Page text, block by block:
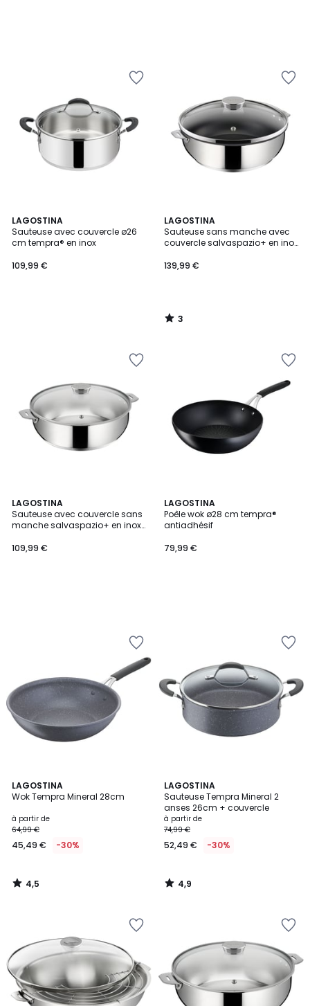
LAGOSTINA
Sauteuse avec couvercle ø26
cm tempra® en inox
109,99 €
LAGOSTINA
Sauteuse sans manche avec
couvercle salvaspazio+ en inox
139,99 €
3
/
5
3
/
LAGOSTINA
Sauteuse avec couvercle sans
manche salvaspazio+ en inox
109,99 €
LAGOSTINA
Poêle wok ø28 cm tempra®
antiadhésif
79,99 €
LAGOSTINA
Wok Tempra Mineral 28cm
à partir de
64,99 €
45,49 € -30%
4,5
/ 5
4,5
/
LAGOSTINA
Sauteuse Tempra Mineral 2
anses 26cm + couvercle
à partir de
74,99 €
52,49 € -30%
4,9
/ 5
4,9
/